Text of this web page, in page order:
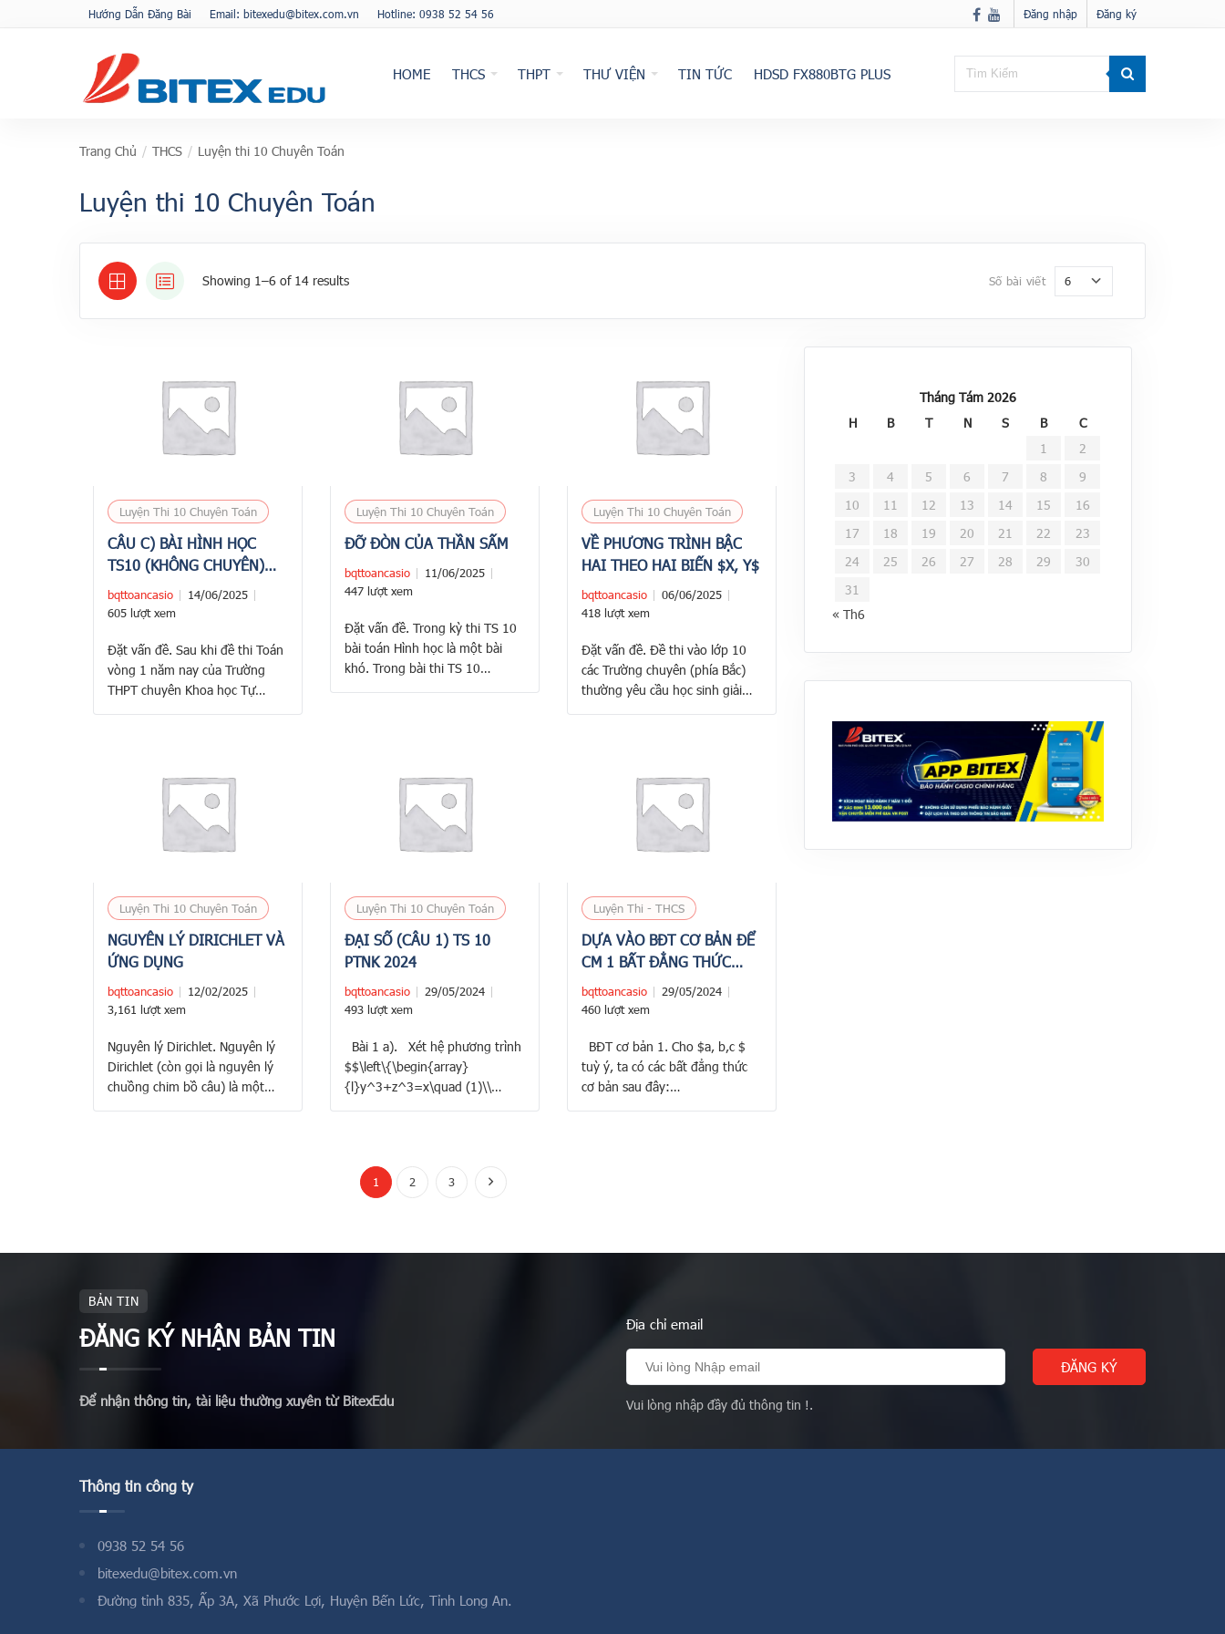
Hướng Dẫn Đăng Bài Email: bitexedu@bitex.com.vn Hotline: 0938 52 54 56 Đăng nhập Đăng ký
HOME THCS THPT THƯ VIỆN TIN TỨC HDSD FX880BTG PLUS
Trang Chủ / THCS / Luyện thi 10 Chuyên Toán
Luyện thi 10 Chuyên Toán
Showing 1–6 of 14 results Số bài viết 6
Luyện Thi 10 Chuyên Toán
CÂU C) BÀI HÌNH HỌC
TS10 (KHÔNG CHUYÊN)
KHTN HN
bqttoancasio
14/06/2025
605 lượt xem
Đặt vấn đề. Sau khi đề thi Toán
vòng 1 năm nay của Trường
THPT chuyên Khoa học Tự
cực, luyện thi, mẹo mực để trở
thành các …
Luyện Thi 10 Chuyên Toán
ĐỠ ĐÒN CỦA THẦN SẤM
bqttoancasio
11/06/2025
447 lượt xem
Đặt vấn đề. Trong kỳ thi TS 10
bài toán Hình học là một bài
khó. Trong bài thi TS 10
Luyện Thi 10 Chuyên Toán
VỀ PHƯƠNG TRÌNH BẬC
HAI THEO HAI BIẾN $X, Y$
bqttoancasio
06/06/2025
418 lượt xem
Đặt vấn đề. Đề thi vào lớp 10
các Trường chuyên (phía Bắc)
thường yêu cầu học sinh giải
$$ax^2+2bxy+cy^2+2dx+2ey+f=0$$
Nhiều nhà sư phạm không đánh
giá cao cách ra đề như …
Luyện Thi 10 Chuyên Toán
NGUYÊN LÝ DIRICHLET VÀ
ỨNG DỤNG
bqttoancasio
12/02/2025
3,161 lượt xem
Nguyên lý Dirichlet. Nguyên lý
Dirichlet (còn gọi là nguyên lý
chuồng chim bồ câu) là một
Luyện Thi 10 Chuyên Toán
ĐẠI SỐ (CÂU 1) TS 10
PTNK 2024
bqttoancasio
29/05/2024
493 lượt xem
Bài 1 a). Xét hệ phương trình
$$\left\{\begin{array}
{l}y^3+z^3=x\quad (1)\\
hệ phương trình bằng phương
pháp khử. Lấy (1) trừ (2) ta có:
Luyện Thi - THCS
DỰA VÀO BĐT CƠ BẢN ĐỂ
CM 1 BẤT ĐẲNG THỨC
MỚI
bqttoancasio
29/05/2024
460 lượt xem
BĐT cơ bản 1. Cho $a, b,c $
tuỳ ý, ta có các bất đẳng thức
cơ bản sau đây:
$(a+b+c)^2=a^2+b^2+c^2+2(ab+bc+ca)\leqslant
3(a^2+b^2+c^2)$. Vậy:
$$3(ab+bc+ca)\leqslant …
1 2 3
Tháng Tám 2026
H
B T N S B
C
1
2
3
4 5 6 7 8
9
10
11 12 13 14 15
16
17
18 19 20 21 22
23
24
25 26 27 28 29
30
31
« Th6
BẢN TIN
ĐĂNG KÝ NHẬN BẢN TIN
Để nhận thông tin, tài liệu thường xuyên từ BitexEdu
Địa chỉ email
Vui lòng nhập đầy đủ thông tin !.
Thông tin công ty
0938 52 54 56
bitexedu@bitex.com.vn
Đường tỉnh 835, Ấp 3A, Xã Phước Lợi, Huyện Bến Lức, Tỉnh Long An.